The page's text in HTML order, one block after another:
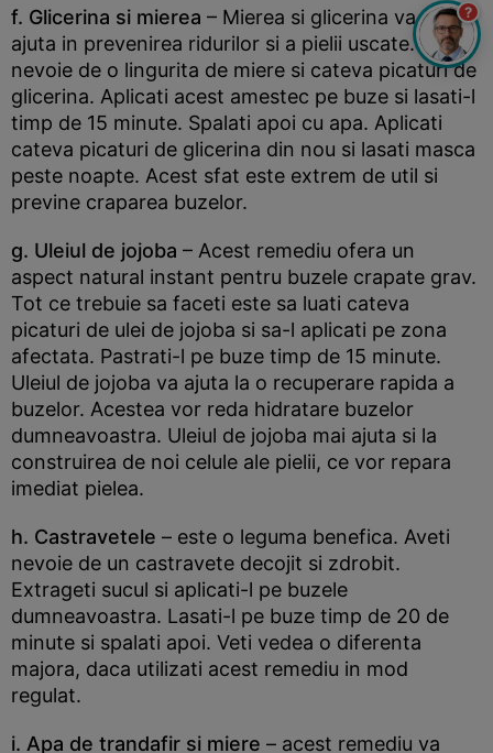
f. Glicerina si mierea – Mierea si glicerina va vor
ajuta in prevenirea ridurilor si a pielii uscate. Aveti
nevoie de o lingurita de miere si cateva picaturi de
glicerina. Aplicati acest amestec pe buze si lasati-l
timp de 15 minute. Spalati apoi cu apa. Aplicati
cateva picaturi de glicerina din nou si lasati masca
peste noapte. Acest sfat este extrem de util si
previne craparea buzelor.
g. Uleiul de jojoba – Acest remediu ofera un
aspect natural instant pentru buzele crapate grav.
Tot ce trebuie sa faceti este sa luati cateva
picaturi de ulei de jojoba si sa-l aplicati pe zona
afectata. Pastrati-l pe buze timp de 15 minute.
Uleiul de jojoba va ajuta la o recuperare rapida a
buzelor. Acestea vor reda hidratare buzelor
dumneavoastra. Uleiul de jojoba mai ajuta si la
construirea de noi celule ale pielii, ce vor repara
imediat pielea.
h. Castravetele – este o leguma benefica. Aveti
nevoie de un castravete decojit si zdrobit.
Extrageti sucul si aplicati-l pe buzele
dumneavoastra. Lasati-l pe buze timp de 20 de
minute si spalati apoi. Veti vedea o diferenta
majora, daca utilizati acest remediu in mod
regulat.
i. Apa de trandafir si miere – acest remediu va
?